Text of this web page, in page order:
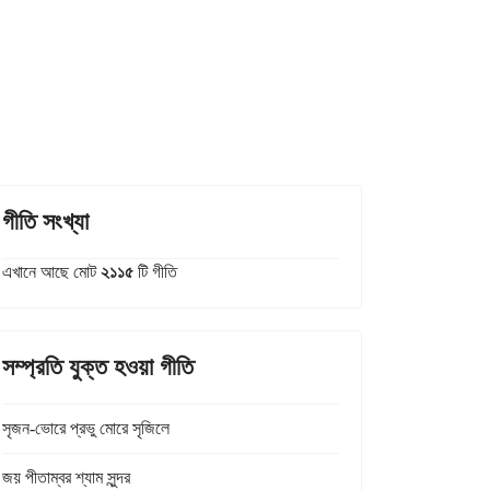
গীতি সংখ্যা
এখানে আছে মোট২১১৫ টি গীতি
সম্প্রতি যুক্ত হওয়া গীতি
সৃজন-ভোরে প্রভু মোরে সৃজিলে
জয় পীতাম্বর শ্যাম সুন্দর